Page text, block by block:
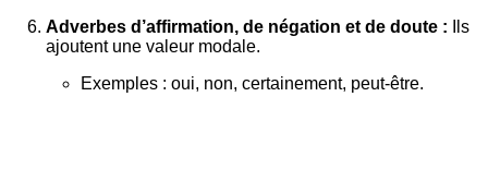
Adverbes d’affirmation, de négation et de doute : Ils
ajoutent une valeur modale.
Exemples : oui, non, certainement, peut-être.